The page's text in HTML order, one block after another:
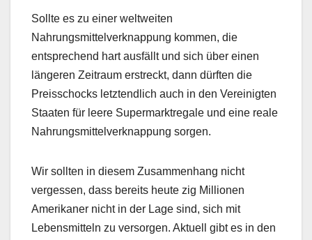
Sollte es zu einer weltweiten
Nahrungsmittelverknappung kommen, die
entsprechend hart ausfällt und sich über einen
längeren Zeitraum erstreckt, dann dürften die
Preisschocks letztendlich auch in den Vereinigten
Staaten für leere Supermarktregale und eine reale
Nahrungsmittelverknappung sorgen.
Wir sollten in diesem Zusammenhang nicht
vergessen, dass bereits heute zig Millionen
Amerikaner nicht in der Lage sind, sich mit
Lebensmitteln zu versorgen. Aktuell gibt es in den